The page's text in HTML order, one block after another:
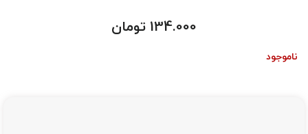
134.000 تومان
ناموجود